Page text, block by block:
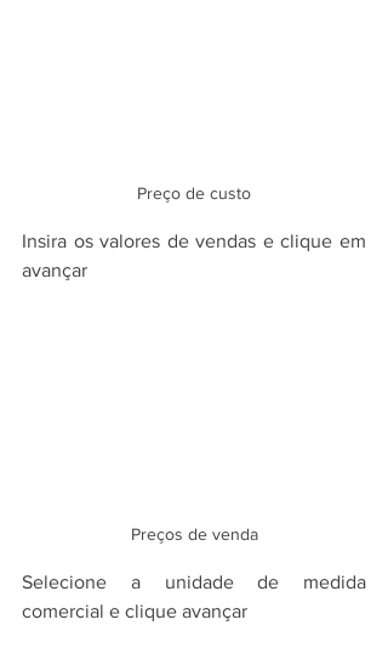
Preço de custo
Insira os valores de vendas e clique em
avançar
Preços de venda
Selecione a unidade de medida
comercial e clique avançar